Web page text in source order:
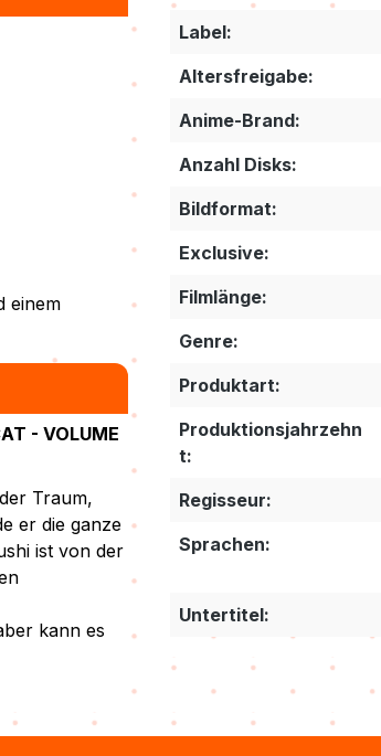
einem
- VOLUME
Traum,
er die ganze
ist von der
kann es
Label:
Altersfreigabe:
Anime-Brand:
Anzahl Disks:
Bildformat:
Exclusive:
Filmlänge:
Genre:
Produktart:
Produktionsjahrzehn
t:
Regisseur:
Sprachen:
Untertitel: